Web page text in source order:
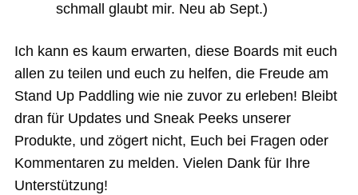
schmall glaubt mir. Neu ab Sept.)
Ich kann es kaum erwarten, diese Boards mit euch
allen zu teilen und euch zu helfen, die Freude am
Stand Up Paddling wie nie zuvor zu erleben! Bleibt
dran für Updates und Sneak Peeks unserer
Produkte, und zögert nicht, Euch bei Fragen oder
Kommentaren zu melden. Vielen Dank für Ihre
Unterstützung!